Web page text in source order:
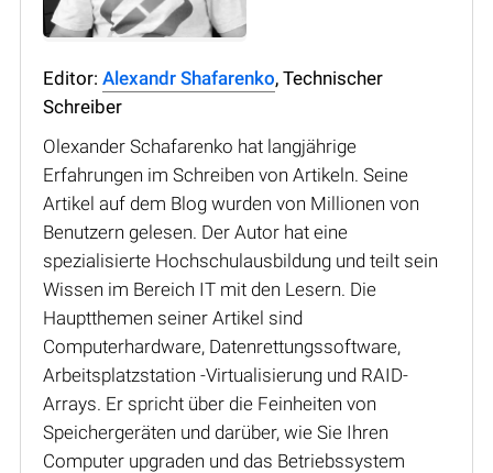
Editor: Alexandr Shafarenko, Technischer
Schreiber
Olexander Schafarenko hat langjährige
Erfahrungen im Schreiben von Artikeln. Seine
Artikel auf dem Blog wurden von Millionen von
Benutzern gelesen. Der Autor hat eine
spezialisierte Hochschulausbildung und teilt sein
Wissen im Bereich IT mit den Lesern. Die
Hauptthemen seiner Artikel sind
Computerhardware, Datenrettungssoftware,
Arbeitsplatzstation -Virtualisierung und RAID-
Arrays. Er spricht über die Feinheiten von
Speichergeräten und darüber, wie Sie Ihren
Computer upgraden und das Betriebssystem